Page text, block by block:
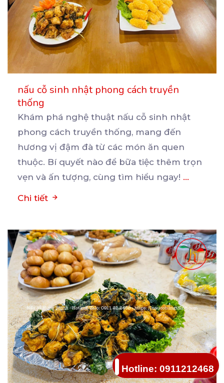
nấu cỗ sinh nhật phong cách truyền
thống
Khám phá nghệ thuật nấu cỗ sinh nhật
phong cách truyền thống, mang đến
hương vị đậm đà từ các món ăn quen
thuộc. Bí quyết nào để bữa tiệc thêm trọn
vẹn và ấn tượng, cùng tìm hiểu ngay! ...
Chi tiết
Hotline: 0911212468